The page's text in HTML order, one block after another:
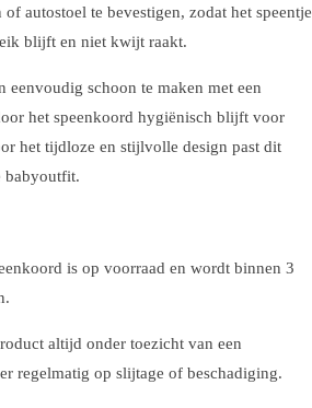
autostoel te bevestigen, zodat het speentje
blijft en niet kwijt raakt.
eenvoudig schoon te maken met een
het speenkoord hygiënisch blijft voor
het tijdloze en stijlvolle design past dit
babyoutfit.
is op voorraad en wordt binnen 3
altijd onder toezicht van een
regelmatig op slijtage of beschadiging.